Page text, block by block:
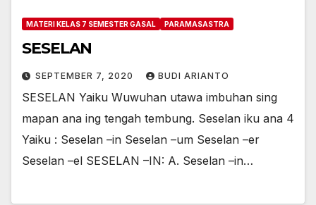
MATERI KELAS 7 SEMESTER GASAL PARAMASASTRA
SESELAN
SEPTEMBER 7, 2020 BUDI ARIANTO
SESELAN Yaiku Wuwuhan utawa imbuhan sing
mapan ana ing tengah tembung. Seselan iku ana 4
Yaiku : Seselan –in Seselan –um Seselan –er
Seselan –el SESELAN –IN: A. Seselan –in…